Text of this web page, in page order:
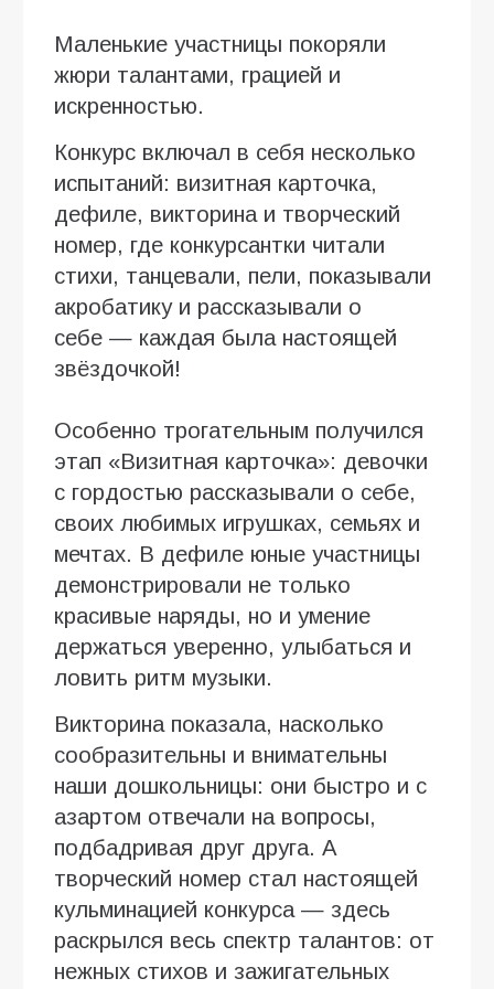
Маленькие участницы покоряли
жюри талантами, грацией и
искренностью.
Конкурс включал в себя несколько
испытаний: визитная карточка,
дефиле, викторина и творческий
номер, где конкурсантки читали
стихи, танцевали, пели, показывали
акробатику и рассказывали о
себе — каждая была настоящей
звёздочкой!
Особенно трогательным получился
этап «Визитная карточка»: девочки
с гордостью рассказывали о себе,
своих любимых игрушках, семьях и
мечтах. В дефиле юные участницы
демонстрировали не только
красивые наряды, но и умение
держаться уверенно, улыбаться и
ловить ритм музыки.
Викторина показала, насколько
сообразительны и внимательны
наши дошкольницы: они быстро и с
азартом отвечали на вопросы,
подбадривая друг друга. А
творческий номер стал настоящей
кульминацией конкурса — здесь
раскрылся весь спектр талантов: от
нежных стихов и зажигательных